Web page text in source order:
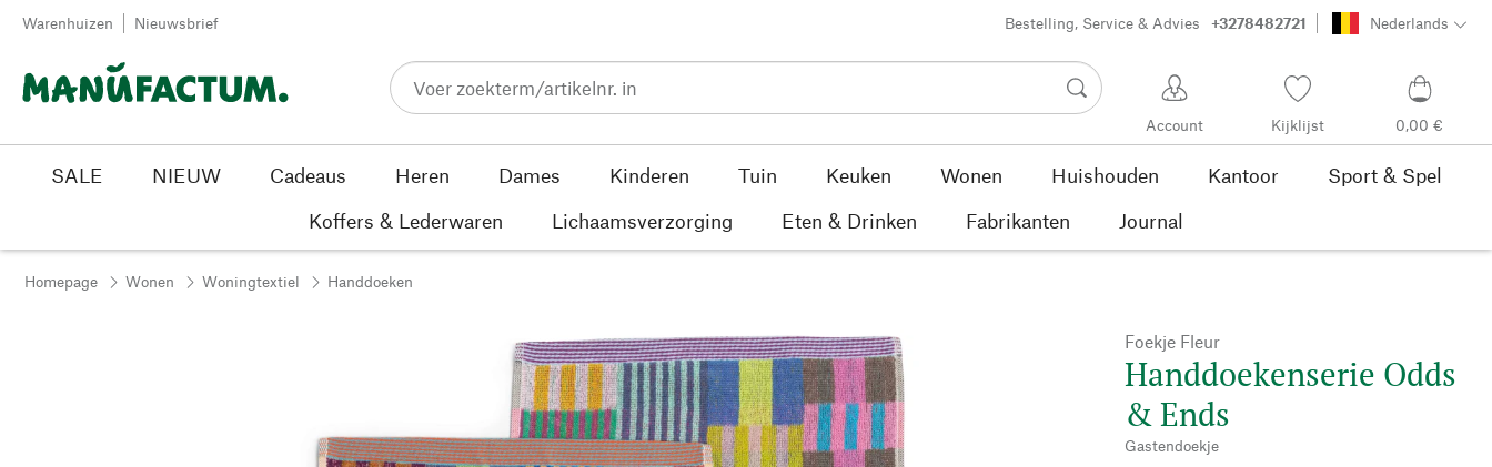
Passer au contenu
Warenhuizen Nieuwsbrief Bestelling, Service & Advies +3278482721 Nederlands
Account Kijklijst 0,00 €
SALE NIEUW Cadeaus Heren Dames Kinderen Tuin Keuken Wonen Huishouden Kantoor
Sport & Spel
Koffers & Lederwaren
Lichaamsverzorging Eten & Drinken Fabrikanten Journal
Homepage Wonen Woningtextiel Handdoeken
Foekje Fleur
Handdoekenserie Odds
& Ends
Gastendoekje